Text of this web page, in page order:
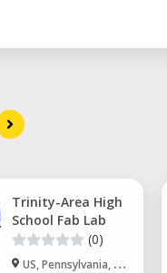
Trinity-Area High
School Fab Lab
(0)
US, Pennsylvania, Washington